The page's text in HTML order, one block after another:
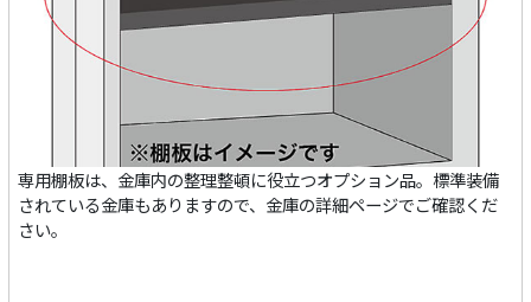
専用棚板は、金庫内の整理整頓に役立つオプション品。標準装備
されている金庫もありますので、金庫の詳細ページでご確認くだ
さい。